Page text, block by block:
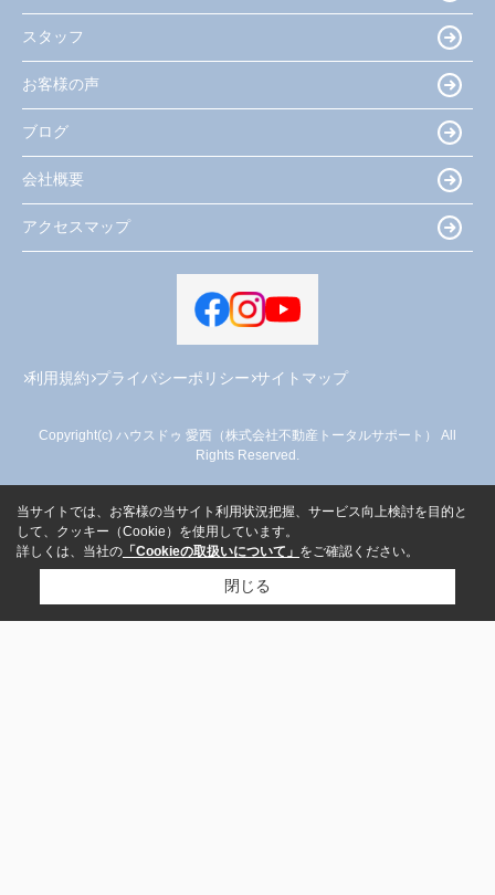
スタッフ
お客様の声
ブログ
会社概要
アクセスマップ
利用規約 プライバシーポリシー サイトマップ
Copyright(c) ハウスドゥ 愛西（株式会社不動産トータルサポート） All
Rights Reserved.
当サイトでは、お客様の当サイト利用状況把握、サービス向上検討を目的と
して、クッキー（Cookie）を使用しています。
詳しくは、当社の 「Cookieの取扱いについて」 をご確認ください。
閉じる